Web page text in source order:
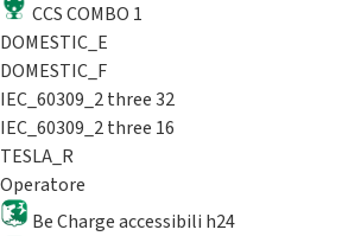
CCS COMBO 1
DOMESTIC_E
DOMESTIC_F
IEC_60309_2 three 32
IEC_60309_2 three 16
TESLA_R
Operatore
Be Charge accessibili h24